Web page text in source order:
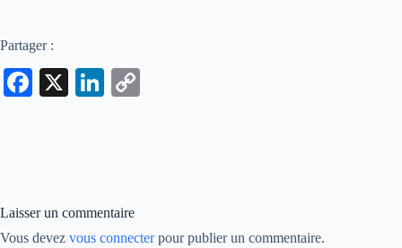
Partager :
Fa
X
Li
Laisser un commentaire
Vous devez vous connecterpour publier un commentaire.